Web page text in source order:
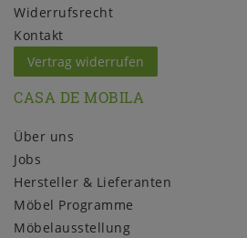
Widerrufs­recht
Kontakt
Vertrag widerrufen
CASA DE MOBILA
Über uns
Jobs
Hersteller & Lieferanten
Möbel Programme
Möbelausstellung